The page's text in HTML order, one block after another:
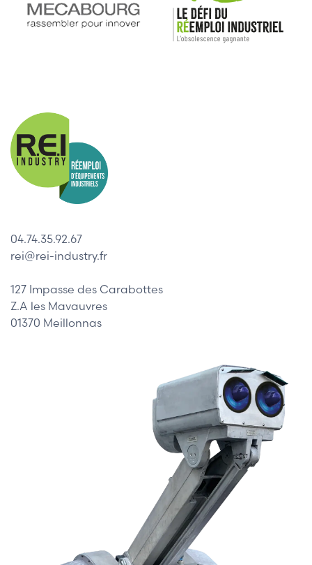
04.74.35.92.67
rei@rei-industry.fr
127 Impasse des Carabottes
Z.A les Mavauvres
01370 Meillonnas